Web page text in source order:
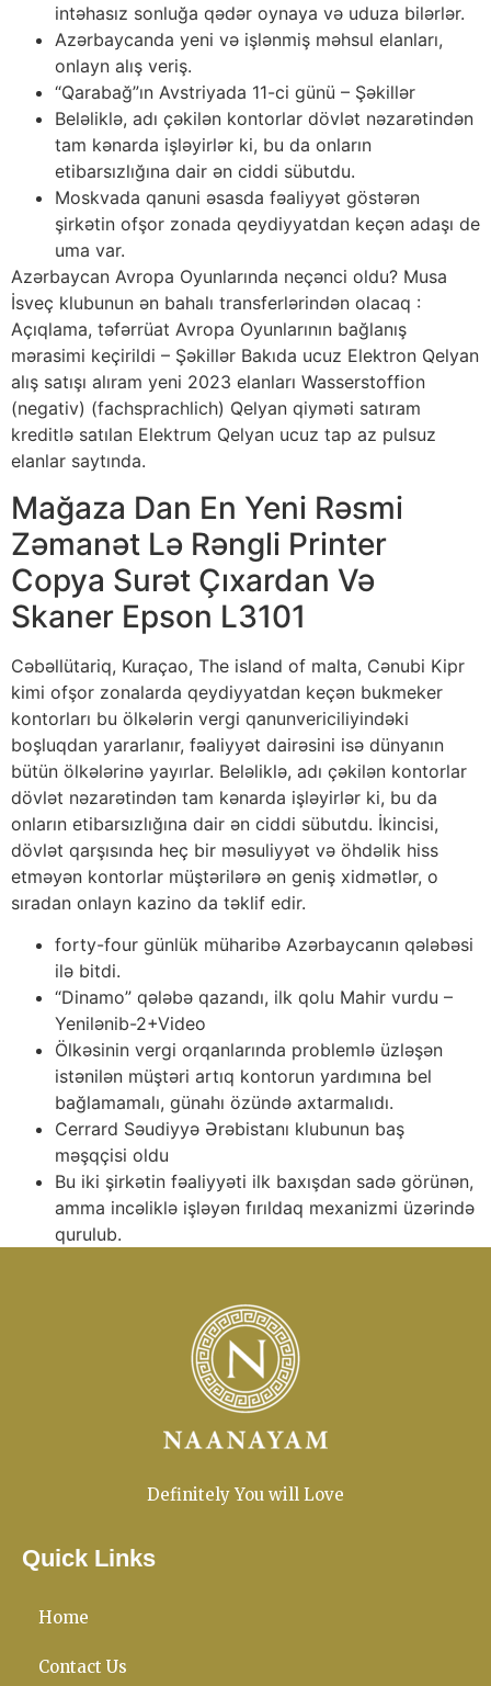
intəhasız sonluğa qədər oynaya və uduza bilərlər.
Azərbaycanda yeni və işlənmiş məhsul elanları,
onlayn alış veriş.
“Qarabağ”ın Avstriyada 11-ci günü – Şəkillər
Beləliklə, adı çəkilən kontorlar dövlət nəzarətindən
tam kənarda işləyirlər ki, bu da onların
etibarsızlığına dair ən ciddi sübutdu.
Moskvada qanuni əsasda fəaliyyət göstərən
şirkətin ofşor zonada qeydiyyatdan keçən adaşı de
uma var.
Azərbaycan Avropa Oyunlarında neçənci oldu? Musa
İsveç klubunun ən bahalı transferlərindən olacaq :
Açıqlama, təfərrüat Avropa Oyunlarının bağlanış
mərasimi keçirildi – Şəkillər Bakıda ucuz Elektron Qelyan
alış satışı alıram yeni 2023 elanları Wasserstoffion
(negativ) (fachsprachlich) Qelyan qiyməti satıram
kreditlə satılan Elektrum Qelyan ucuz tap az pulsuz
elanlar saytında.
Mağaza Dan En Yeni Rəsmi
Zəmanət Lə Rəngli Printer
Copya Surət Çıxardan Və
Skaner Epson L3101
Cəbəllütariq, Kuraçao, The island of malta, Cənubi Kipr
kimi ofşor zonalarda qeydiyyatdan keçən bukmeker
kontorları bu ölkələrin vergi qanunvericiliyindəki
boşluqdan yararlanır, fəaliyyət dairəsini isə dünyanın
bütün ölkələrinə yayırlar. Beləliklə, adı çəkilən kontorlar
dövlət nəzarətindən tam kənarda işləyirlər ki, bu da
onların etibarsızlığına dair ən ciddi sübutdu. İkincisi,
dövlət qarşısında heç bir məsuliyyət və öhdəlik hiss
etməyən kontorlar müştərilərə ən geniş xidmətlər, o
sıradan onlayn kazino da təklif edir.
forty-four günlük müharibə Azərbaycanın qələbəsi
ilə bitdi.
“Dinamo” qələbə qazandı, ilk qolu Mahir vurdu –
Yenilənib-2+Video
Ölkəsinin vergi orqanlarında problemlə üzləşən
istənilən müştəri artıq kontorun yardımına bel
bağlamamalı, günahı özündə axtarmalıdı.
Cerrard Səudiyyə Ərəbistanı klubunun baş
məşqçisi oldu
Bu iki şirkətin fəaliyyəti ilk baxışdan sadə görünən,
amma incəliklə işləyən fırıldaq mexanizmi üzərində
qurulub.
Definitely You will Love
Quick Links
Home
Contact Us